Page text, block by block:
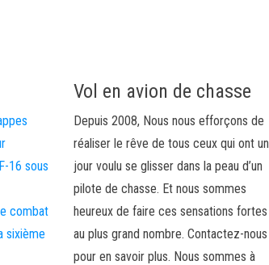
16 sous
combat
sixième
Vol en avion de chasse
Depuis 2008, Nous nous efforçons de
réaliser le rêve de tous ceux qui ont un
jour voulu se glisser dans la peau d’un
pilote de chasse. Et nous sommes
heureux de faire ces sensations fortes
au plus grand nombre. Contactez-nous
pour en savoir plus. Nous sommes à